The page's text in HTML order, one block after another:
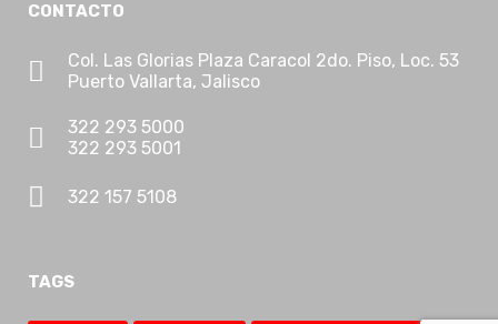
Promociones
Propiedades ecoturísticas
Ranchos
CONTACTO
Col. Las Glorias Plaza Caracol 2do. Piso, Loc. 53
Puerto Vallarta, Jalisco
322 293 5000
322 293 5001
322 157 5108
TAGS